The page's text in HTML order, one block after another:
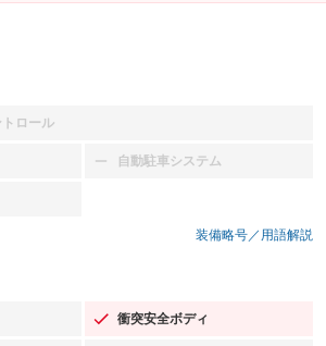
ロール
自動駐車システム
：装備なし
装備略号／用語解説
衝突安全ボディ
：装備あり